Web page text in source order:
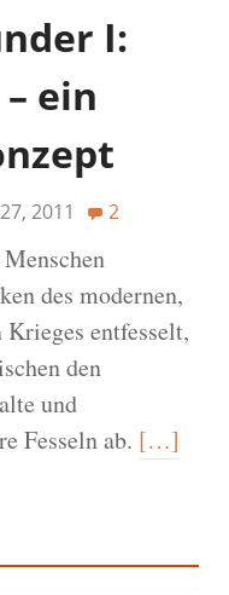
I:
ein
2011 2
des modernen,
entfesselt,
den
und
Fesseln ab. […]